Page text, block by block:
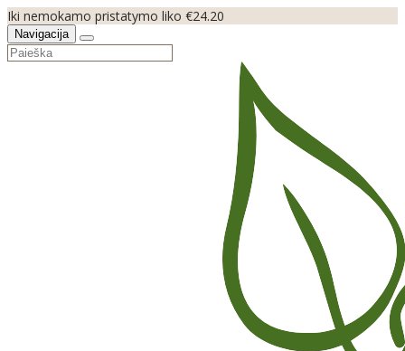
Iki nemokamo pristatymo liko €24.20
Navigacija